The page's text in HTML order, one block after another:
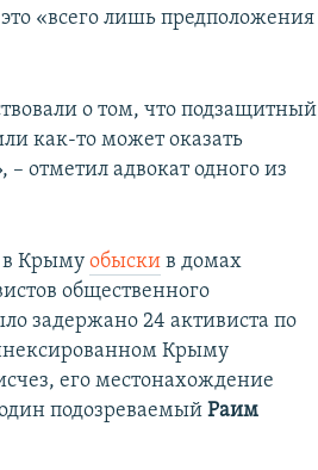
«всего лишь предположения
о том, что подзащитный
как-то может оказать
– отметил адвокат одного из
в Крымуобыски в домах
общественного
задержано 24 активиста по
Крыму
его местонахождение
подозреваемыйРаим